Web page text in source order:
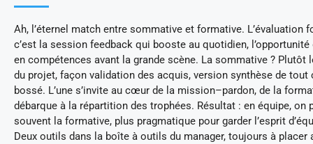
Ah, l’éternel match entre sommative et formative. L’évaluation
c’est la session feedback qui booste au quotidien,
en compétences avant la grande scène. La sommative ? Plutôt
du projet, façon validation des acquis, version synthèse de tout
bossé. L’une s’invite au cœur de la mission–pardon, de la
débarque à la répartition des trophées. Résultat : en équipe, on
souvent la formative, plus pragmatique pour garder l’esprit
Deux outils dans la boîte à outils du manager, toujours à placer